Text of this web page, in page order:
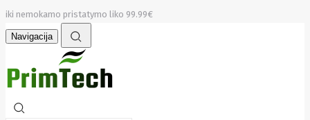
iki nemokamo pristatymo liko 99.99€
Navigacija